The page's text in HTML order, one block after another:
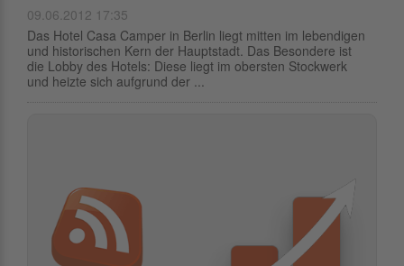
09.06.2012 17:35
Das Hotel Casa Camper in Berlin liegt mitten im lebendigen
und historischen Kern der Hauptstadt. Das Besondere ist
die Lobby des Hotels: Diese liegt im obersten Stockwerk
und heizte sich aufgrund der ...